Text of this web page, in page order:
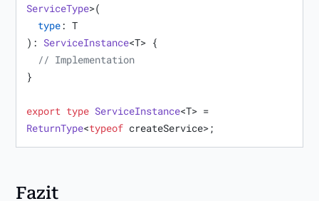
ServiceType>(
type: T
): ServiceInstance<T> {
// Implementation
}
export type ServiceInstance
<T> =
ReturnType<typeof createService>;
Fazit